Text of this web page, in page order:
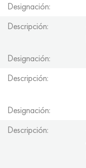
Designación:
Descripción:
Designación:
Descripción:
Designación:
Descripción: